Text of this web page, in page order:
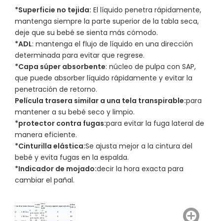
*Superficie no tejida: El líquido penetra rápidamente,
mantenga siempre la parte superior de la tabla seca,
deje que su bebé se sienta más cómodo.
*ADL: mantenga el flujo de líquido en una dirección
determinada para evitar que regrese.
*Capa súper absorbente: núcleo de pulpa con SAP,
que puede absorber líquido rápidamente y evitar la
penetración de retorno.
Película trasera similar a una tela transpirable:para
mantener a su bebé seco y limpio.
*protector contra fugas:para evitar la fuga lateral de
manera eficiente.
*Cinturilla elástica:Se ajusta mejor a la cintura del
bebé y evita fugas en la espalda.
*Indicador de mojado:decir la hora exacta para
cambiar el pañal.
TamañoDimensiónSAVIA
Pañal
Peso
Peso
del
bebé
Piezas/paquetePaquetes/Bolsa
Bolsas
/40HQ
M 46X39cm
gramos
34
gramos
>6
kilos
40
49X39cm
9
gramos
36
gramos
9-14
kilos
36 280
9,5 38 10-16